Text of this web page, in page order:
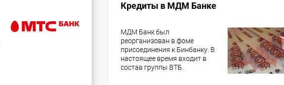
Кредиты в МДМ Банке
МДМ Банк был
реорганизован в фоме
присоединения к Бинбанку. В
настоящее время входит в
состав группы ВТБ.